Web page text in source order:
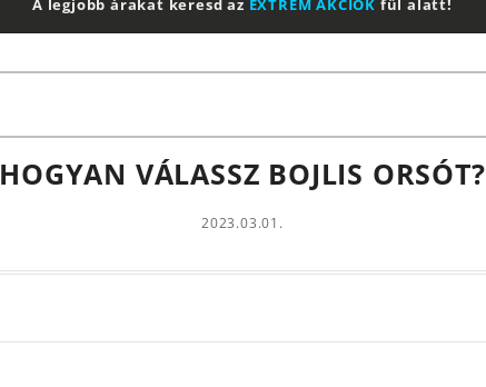
A legjobb árakat keresd az EXTRÉM AKCIÓK fül alatt!
HOGYAN VÁLASSZ BOJLIS ORSÓT?
2023.03.01.